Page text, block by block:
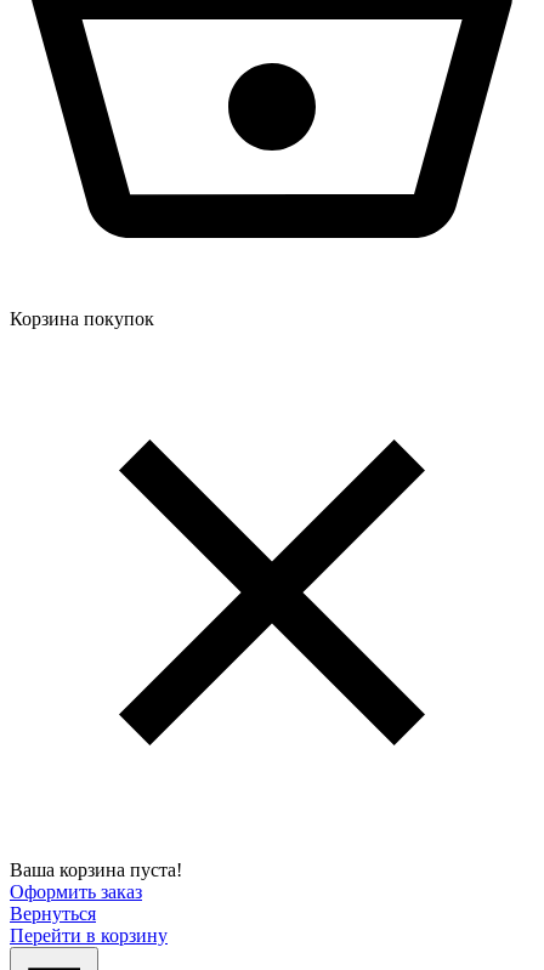
Корзина покупок
Ваша корзина пуста!
Оформить заказ
Вернуться
Перейти в корзину